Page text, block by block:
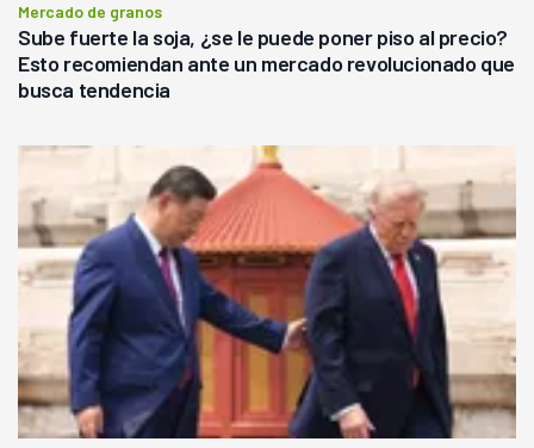
Mercado de granos
Sube fuerte la soja, ¿se le puede poner piso al precio?
Esto recomiendan ante un mercado revolucionado que
busca tendencia